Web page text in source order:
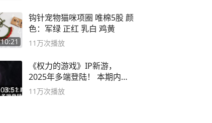
10:21
钩针宠物猫咪项圈 唯棉5股 颜
色：军绿 正红 乳白 鸡黄
11万次播放
03:51
《权力的游戏》IP新游，
2025年多端登陆！ 本期内容
概要
11万次播放